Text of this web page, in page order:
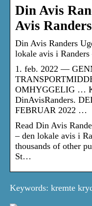
Din Avis
Avis
Din Avis Randers
lokale avis i Randers
1. feb. 2022 —
OMHYGGELIG …
DinAvisRanders.
FEBRUAR 2022 …
Read Din Avis
– den lokale avis i
thousands of other
St…
Keywords: kremte